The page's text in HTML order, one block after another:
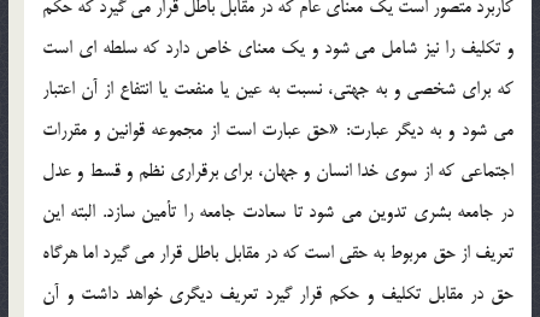
كاربرد متصور است يك معناي عام كه در مقابل باطل قرار مي گيرد كه حكم
و تكليف را نيز شامل مي شود و يك معناي خاص دارد كه سلطه اي است
كه براي شخصي و به جهتي، نسبت به عين يا منفعت يا انتفاع از آن اعتبار
مي شود و به ديگر عبارت: «حق عبارت است از مجموعه قوانين و مقررات
اجتماعي كه از سوي خدا انسان و جهان، براي برقراري نظم و قسط و عدل
در جامعه بشري تدوين مي شود تا سعادت جامعه را تأمين سازد. البته اين
تعريف از حق مربوط به حقي است كه در مقابل باطل قرار مي گيرد اما هرگاه
حق در مقابل تكليف و حكم قرار گيرد تعريف ديگري خواهد داشت و آن